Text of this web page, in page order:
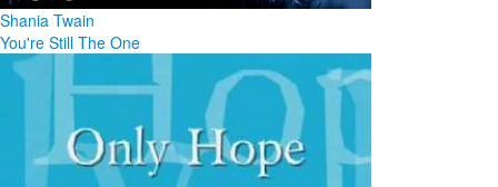
Shania Twain
You're Still The One